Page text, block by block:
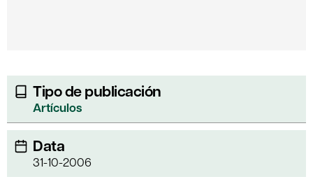
Tipo de publicación
Artículos
Data
31-10-2006